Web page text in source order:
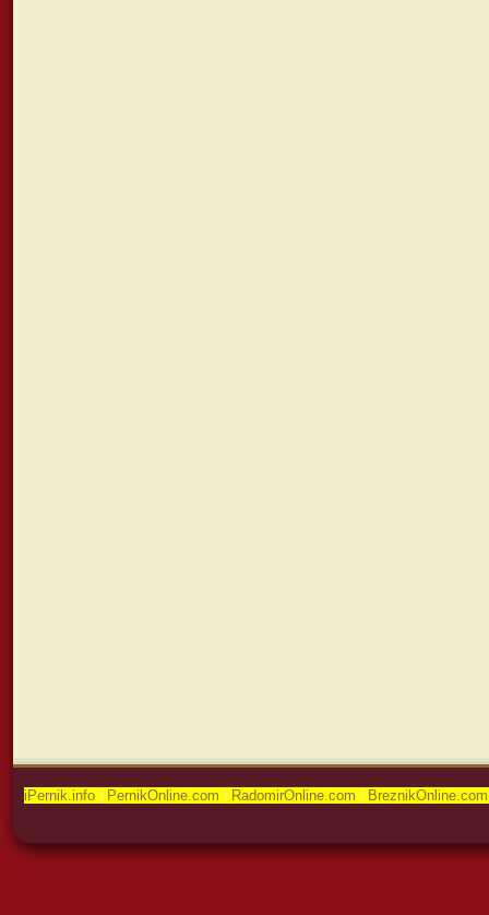
iPernik.info | PernikOnline.com | RadomirOnline.com | BreznikOnline.com